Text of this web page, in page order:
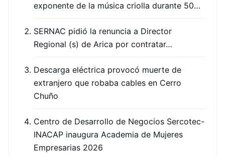
exponente de la música criolla durante 50…
SERNAC pidió la renuncia a Director
Regional (s) de Arica por contratar…
Descarga eléctrica provocó muerte de
extranjero que robaba cables en Cerro
Chuño
Centro de Desarrollo de Negocios Sercotec-
INACAP inaugura Academia de Mujeres
Empresarias 2026